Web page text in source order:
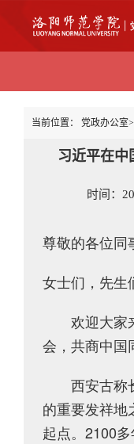
当前位置： 党政办公室
习近平在中
时间：
尊敬的各位同
女士们，先生
欢迎大家来
会，共商中国
西安古称
的重要发祥地
起点。2100